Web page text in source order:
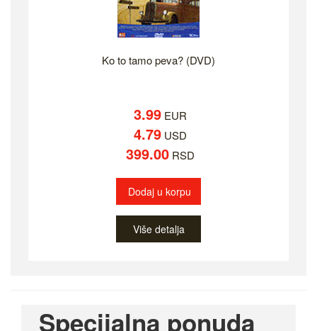
Ko to tamo peva? (DVD)
3.99 EUR
4.79 USD
399.00 RSD
Dodaj u korpu
Više detalja
Specijalna ponuda